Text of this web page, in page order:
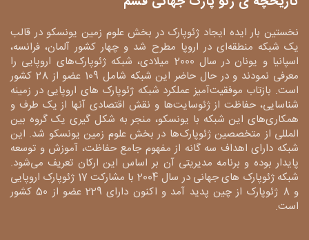
نخستین بار ایده ایجاد ژئوپارک در بخش علوم زمین یونسکو در قالب
یک شبکه منطقه‌ای در اروپا مطرح شد و چهار کشور آلمان، فرانسه،
اسپانیا و یونان در سال 2000 میلادی، شبکه ژئوپارک‌های اروپایی را
معرفی نمودند و در حال حاضر این شبکه شامل 109 عضو از 28 کشور
است. بازتاب موفقیت‌آمیز عملکرد شبکه ژئوپارک های اروپایی در زمینه
شناسایی، حفاظت از ژئوسایت‌ها و نقش اقتصادی آنها از یک طرف و
همکاری‌های این شبکه با یونسکو، منجر به شکل گیری یک گروه بین
المللی از متخصصین ژئوپارک‌ها در بخش علوم زمین یونسکو شد. این
شبکه دارای اهداف سه گانه از مفهوم جامع حفاظت، آموزش و توسعه
پایدار بوده و برنامه مدیریتی آن بر اساس این ارکان تعریف می‌شود.
شبکه ژئوپارک های جهانی در سال 2004 با مشارکت 17 ژئوپارک اروپایی
و 8 ژئوپارک از چین پدید آمد و اکنون دارای 229 عضو از 50 کشور
است.